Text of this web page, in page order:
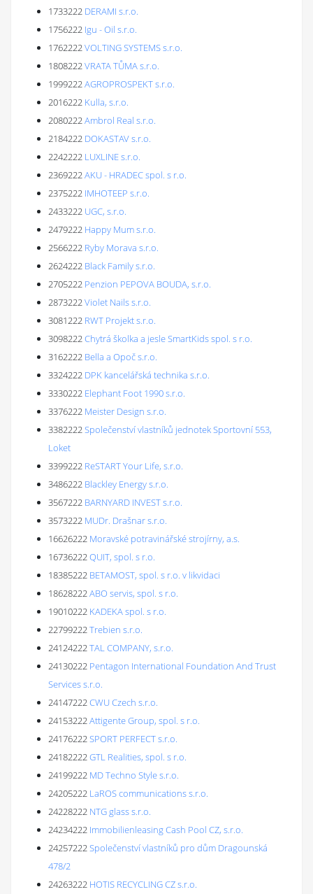
1733222 DERAMI s.r.o.
1756222 Igu - Oil s.r.o.
1762222VOLTING SYSTEMS s.r.o.
1808222VRATA TŮMA s.r.o.
1999222AGROPROSPEKT s.r.o.
2016222 Kulla, s.r.o.
2080222Ambrol Real s.r.o.
2184222 DOKASTAV s.r.o.
2242222 LUXLINE s.r.o.
2369222AKU - HRADEC spol. s r.o.
2375222 IMHOTEEP s.r.o.
2433222 UGC, s.r.o.
2479222 Happy Mum s.r.o.
2566222 Ryby Morava s.r.o.
2624222 Black Family s.r.o.
2705222 Penzion PEPOVA BOUDA, s.r.o.
2873222Violet Nails s.r.o.
3081222 RWT Projekt s.r.o.
3098222Chytrá školka a jesle SmartKids spol. s r.o.
3162222 Bella a Opoč s.r.o.
3324222 DPK kancelářská technika s.r.o.
3330222 Elephant Foot 1990 s.r.o.
3376222 Meister Design s.r.o.
3382222Společenství vlastníků jednotek Sportovní 553,
Loket
3399222 ReSTART Your Life, s.r.o.
3486222 Blackley Energy s.r.o.
3567222 BARNYARD INVEST s.r.o.
3573222 MUDr. Drašnar s.r.o.
16626222 Moravské potravinářské strojírny, a.s.
16736222QUIT, spol. s r.o.
18385222 BETAMOST, spol. s r.o. v likvidaci
18628222ABO servis, spol. s r.o.
19010222 KADEKA spol. s r.o.
22799222Trebien s.r.o.
24124222TAL COMPANY, s.r.o.
24130222 Pentagon International Foundation And Trust
Services s.r.o.
24147222CWU Czech s.r.o.
24153222Attigente Group, spol. s r.o.
24176222SPORT PERFECT s.r.o.
24182222GTL Realities, spol. s r.o.
24199222 MD Techno Style s.r.o.
24205222 LaROS communications s.r.o.
24228222 NTG glass s.r.o.
24234222 Immobilienleasing Cash Pool CZ, s.r.o.
24257222Společenství vlastníků pro dům Dragounská
478/2
24263222 HOTIS RECYCLING CZ s.r.o.